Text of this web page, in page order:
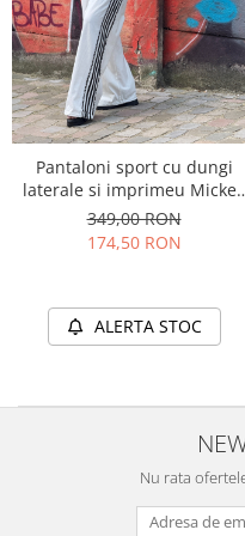
Pantaloni sport cu dungi
laterale si imprimeu Mickey
Mouse
349,00 RON
174,50 RON
ALERTA STOC
Nu rata